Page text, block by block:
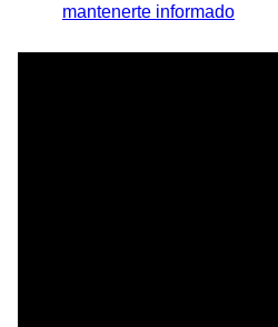
mantenerte informado